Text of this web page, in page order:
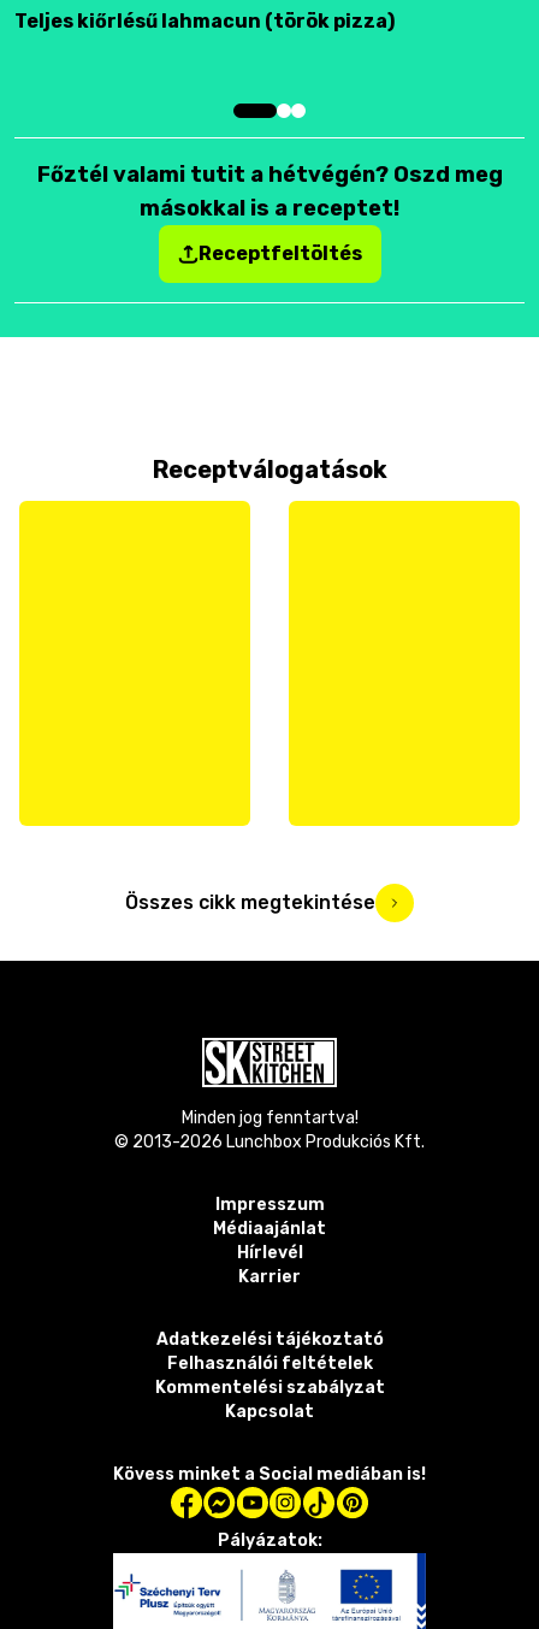
Teljes kiőrlésű lahmacun (török pizza)
Főztél valami tutit a hétvégén? Oszd meg
másokkal is a receptet!
Receptfeltöltés
Receptválogatások
Összes cikk megtekintése
Minden jog fenntartva!
© 2013-2026 Lunchbox Produkciós Kft.
Impresszum
Médiaajánlat
Hírlevél
Karrier
Adatkezelési tájékoztató
Felhasználói feltételek
Kommentelési szabályzat
Kapcsolat
Kövess minket a Social mediában is!
Pályázatok: